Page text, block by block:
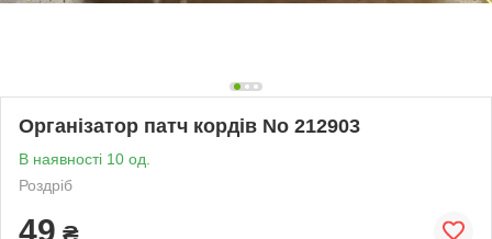
Організатор патч кордів No 212903
В наявності 10 од.
Роздріб
49